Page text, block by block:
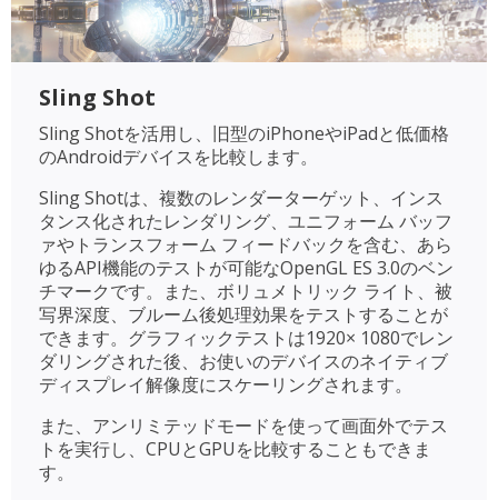
Sling Shot
Sling Shotを活用し、旧型のiPhoneやiPadと低価格
のAndroidデバイスを比較します。
Sling Shotは、複数のレンダーターゲット、インス
タンス化されたレンダリング、ユニフォーム バッフ
ァやトランスフォーム フィードバックを含む、あら
ゆるAPI機能のテストが可能なOpenGL ES 3.0のベン
チマークです。また、ボリュメトリック ライト、被
写界深度、ブルーム後処理効果をテストすることが
できます。グラフィックテストは1920× 1080でレン
ダリングされた後、お使いのデバイスのネイティブ
ディスプレイ解像度にスケーリングされます。
また、アンリミテッドモードを使って画面外でテス
トを実行し、CPUとGPUを比較することもできま
す。